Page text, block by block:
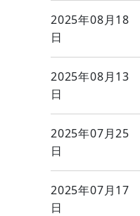
2025年08月18
日
2025年08月13
日
2025年07月25
日
2025年07月17
日